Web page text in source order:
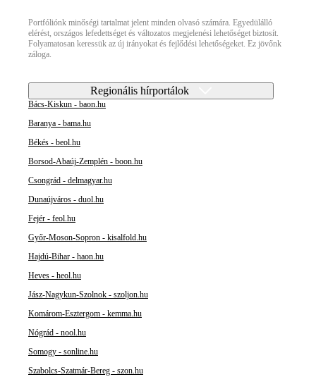
Portfóliónk minőségi tartalmat jelent minden olvasó számára. Egyedülálló
elérést, országos lefedettséget és változatos megjelenési lehetőséget biztosít.
Folyamatosan keressük az új irányokat és fejlődési lehetőségeket. Ez jövőnk
záloga.
Regionális hírportálok
Bács-Kiskun - baon.hu
Baranya - bama.hu
Békés - beol.hu
Borsod-Abaúj-Zemplén - boon.hu
Csongrád - delmagyar.hu
Dunaújváros - duol.hu
Fejér - feol.hu
Győr-Moson-Sopron - kisalfold.hu
Hajdú-Bihar - haon.hu
Heves - heol.hu
Jász-Nagykun-Szolnok - szoljon.hu
Komárom-Esztergom - kemma.hu
Nógrád - nool.hu
Somogy - sonline.hu
Szabolcs-Szatmár-Bereg - szon.hu